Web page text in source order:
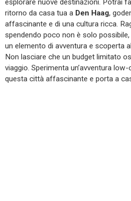
esplorare nuove destinazioni. Potrai
ritorno da casa tua a Den Haag,
affascinante e di una cultura ricca.
spendendo poco non è solo
un elemento di avventura e scoperta
Non lasciare che un budget limitato
viaggio. Sperimenta un’avventura
questa città affascinante e porta a